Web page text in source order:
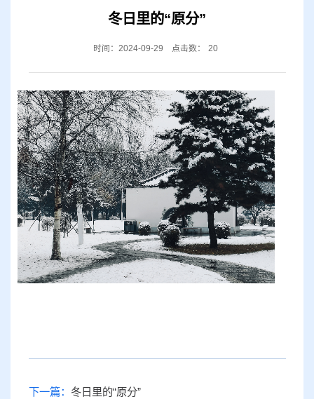
冬日里的“原分”
时间：2024-09-29 点击数： 20
下一篇： 冬日里的“原分”